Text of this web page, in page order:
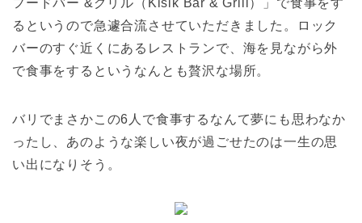
るというので急遽合流させていただきました。ロック
バーのすぐ近くにあるレストランで、海を見ながら外
で食事をするというなんとも贅沢な場所。
バリでまさかこの6人で食事するなんて夢にも思わなか
ったし、あのような楽しい夜が過ごせたのは一生の思
い出になりそう。